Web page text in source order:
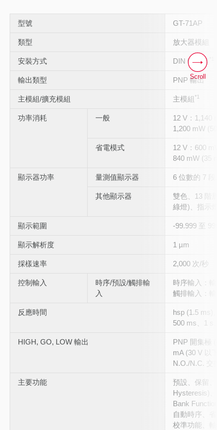
型號 GT-71AP
類型 放大器模組
安裝方式 DIN 軌安裝
輸出類型 PNP 輸出
主模組/擴充模組 主模組*1
功率消耗 一般
12 V：1,140
1,200 mW
省電模式
12 V：600
840 mW (35
顯示器功率 量測值顯示器 6 位數的 7
其他顯示器
雙色、13 階
綠燈)、指示
顯示範圍 -99.999 至
顯示解析度 1 µm
採樣速率 2,000 次/秒
控制輸入
時序/預設/觸排輸
入
時序輸入：
觸排輸入：
反應時間
hsp (1.5 ms)
500 ms、1 s
HIGH, GO, LOW 輸出
PNP 開集極
mA (30 V 以
N.O./N.C. 交
主要功能
預設、保留
Hysteresis)
Bank
自動時序、
校準功能、
Scroll